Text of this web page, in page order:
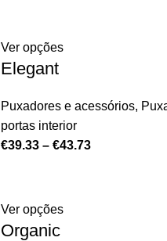
Ver opções
Elegant
Puxadores e acessórios,
portas interior
€39.33 – €43.73
Ver opções
Organic